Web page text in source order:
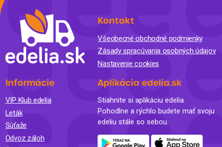
Kontakt
Všeobecné obchodné podmienky
Zásady spracúvania osobných údajov
Nastavenie cookies
Informácie
VIP Klub edelia
Leták
Súťaže
Odvoz záloh
Aplikácia edelia.sk
Stiahnite si aplikáciu edelia.
Pohodlne a rýchlo budete mať svoju
edeliu stále so sebou.